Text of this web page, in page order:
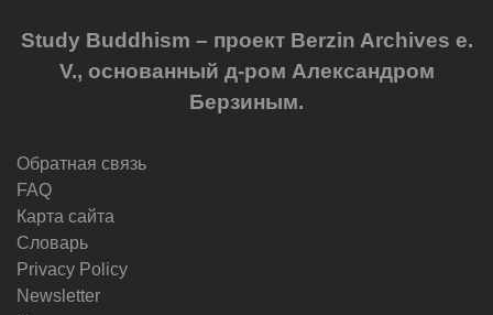
Study Buddhism – проект Berzin Archives e.
V., основанный д-ром Александром
Берзиным.
Обратная связь
FAQ
Карта сайта
Словарь
Privacy Policy
Newsletter